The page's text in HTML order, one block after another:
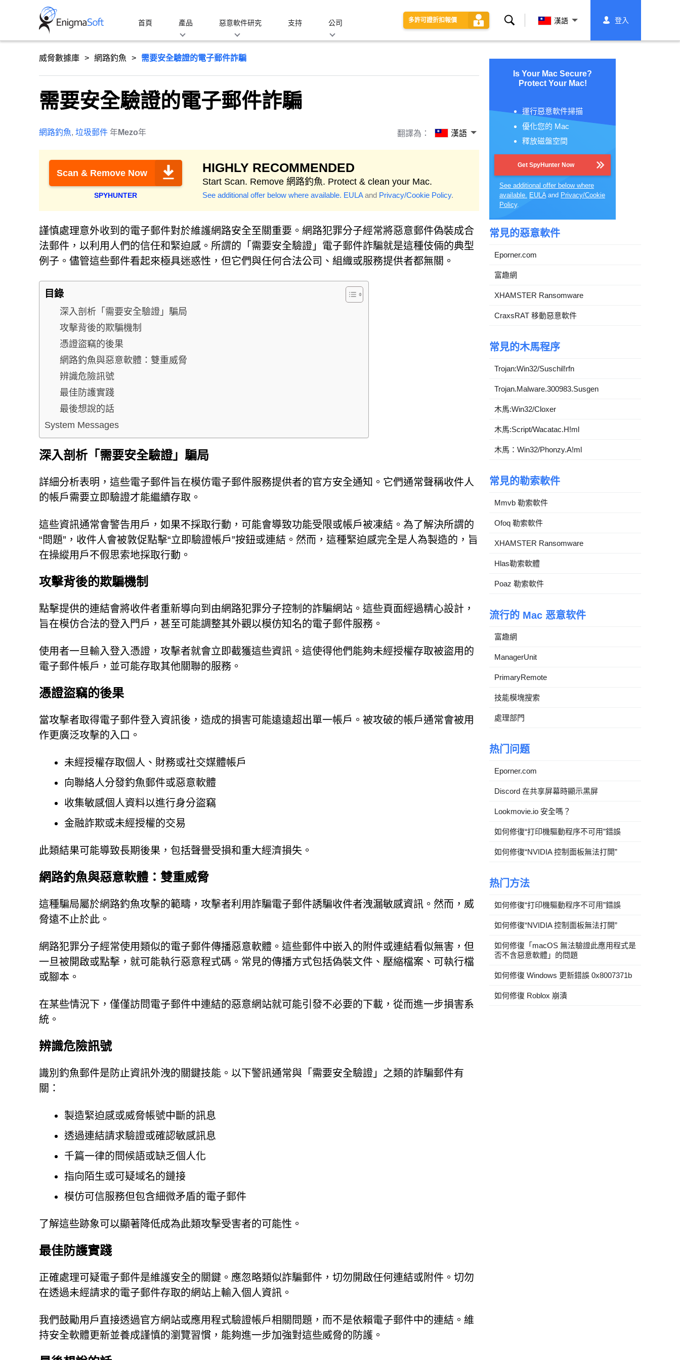
首頁 產品 惡意軟件研究 支持 公司 多許可證折扣報價
搜
漢語 登入
威脅數據庫 網路釣魚 需要安全驗證的電子郵件詐騙
需要安全驗證的電子郵件詐騙
網路釣魚, 垃圾郵件 年Mezo年 翻譯為： 漢語
Scan & Remove Now
SPYHUNTER
HIGHLY RECOMMENDED
Start Scan. Remove 網路釣魚. Protect & clean your Mac.
See additional offer below where available. EULAand Privacy/Cookie Policy.
謹慎處理意外收到的電子郵件對於維護網路安全至關重要。網路犯罪分子經常將惡意郵件偽裝成合
法郵件，以利用人們的信任和緊迫感。所謂的「需要安全驗證」電子郵件詐騙就是這種伎倆的典型
例子。儘管這些郵件看起來極具迷惑性，但它們與任何合法公司、組織或服務提供者都無關。
目錄
深入剖析「需要安全驗證」騙局
攻擊背後的欺騙機制
憑證盜竊的後果
網路釣魚與惡意軟體：雙重威脅
辨識危險訊號
最佳防護實踐
最後想說的話
System Messages
深入剖析「需要安全驗證」騙局
詳細分析表明，這些電子郵件旨在模仿電子郵件服務提供者的官方安全通知。它們通常聲稱收件人
的帳戶需要立即驗證才能繼續存取。
這些資訊通常會警告用戶，如果不採取行動，可能會導致功能受限或帳戶被凍結。為了解決所謂的
“問題”，收件人會被敦促點擊“立即驗證帳戶”按鈕或連結。然而，這種緊迫感完全是人為製造的，旨
在操縱用戶不假思索地採取行動。
攻擊背後的欺騙機制
點擊提供的連結會將收件者重新導向到由網路犯罪分子控制的詐騙網站。這些頁面經過精心設計，
旨在模仿合法的登入門戶，甚至可能調整其外觀以模仿知名的電子郵件服務。
使用者一旦輸入登入憑證，攻擊者就會立即截獲這些資訊。這使得他們能夠未經授權存取被盜用的
電子郵件帳戶，並可能存取其他關聯的服務。
憑證盜竊的後果
當攻擊者取得電子郵件登入資訊後，造成的損害可能遠遠超出單一帳戶。被攻破的帳戶通常會被用
作更廣泛攻擊的入口。
未經授權存取個人、財務或社交媒體帳戶
向聯絡人分發釣魚郵件或惡意軟體
收集敏感個人資料以進行身分盜竊
金融詐欺或未經授權的交易
此類結果可能導致長期後果，包括聲譽受損和重大經濟損失。
網路釣魚與惡意軟體：雙重威脅
這種騙局屬於網路釣魚攻擊的範疇，攻擊者利用詐騙電子郵件誘騙收件者洩漏敏感資訊。然而，威
脅遠不止於此。
網路犯罪分子經常使用類似的電子郵件傳播惡意軟體。這些郵件中嵌入的附件或連結看似無害，但
一旦被開啟或點擊，就可能執行惡意程式碼。常見的傳播方式包括偽裝文件、壓縮檔案、可執行檔
或腳本。
在某些情況下，僅僅訪問電子郵件中連結的惡意網站就可能引發不必要的下載，從而進一步損害系
統。
辨識危險訊號
識別釣魚郵件是防止資訊外洩的關鍵技能。以下警訊通常與「需要安全驗證」之類的詐騙郵件有
關：
製造緊迫感或威脅帳號中斷的訊息
透過連結請求驗證或確認敏感訊息
千篇一律的問候語或缺乏個人化
指向陌生或可疑域名的鏈接
模仿可信服務但包含細微矛盾的電子郵件
了解這些跡象可以顯著降低成為此類攻擊受害者的可能性。
最佳防護實踐
正確處理可疑電子郵件是維護安全的關鍵。應忽略類似詐騙郵件，切勿開啟任何連結或附件。切勿
在透過未經請求的電子郵件存取的網站上輸入個人資訊。
我們鼓勵用戶直接透過官方網站或應用程式驗證帳戶相關問題，而不是依賴電子郵件中的連結。維
持安全軟體更新並養成謹慎的瀏覽習慣，能夠進一步加強對這些威脅的防護。
Is Your Mac Secure?
Protect Your Mac!
運行惡意軟件掃描
優化您的 Mac
釋放磁盤空間
Get SpyHunter Now
See additional offer below where
available. EULAand Privacy/Cookie
Policy.
常見的惡意軟件
Eporner.com
富趣網
XHAMSTER Ransomware
CraxsRAT 移動惡意軟件
常見的木馬程序
Trojan:Win32/Suschil!rfn
Trojan.Malware.300983.Susgen
木馬:Win32/Cloxer
木馬:Script/Wacatac.H!ml
木馬：Win32/Phonzy.A!ml
常見的勒索軟件
Mmvb 勒索軟件
Ofoq 勒索軟件
XHAMSTER Ransomware
Hlas勒索軟體
Poaz 勒索軟件
流行的 Mac 恶意软件
富趣網
ManagerUnit
PrimaryRemote
技能模塊搜索
處理部門
热门问题
Eporner.com
Discord 在共享屏幕時顯示黑屏
Lookmovie.io 安全嗎？
如何修復“打印機驅動程序不可用”錯誤
如何修復“NVIDIA 控制面板無法打開”
热门方法
如何修復“打印機驅動程序不可用”錯誤
如何修復“NVIDIA 控制面板無法打開”
如何修復「macOS 無法驗證此應用程式是
否不含惡意軟體」的問題
如何修復 Windows 更新錯誤 0x8007371b
如何修復 Roblox 崩潰